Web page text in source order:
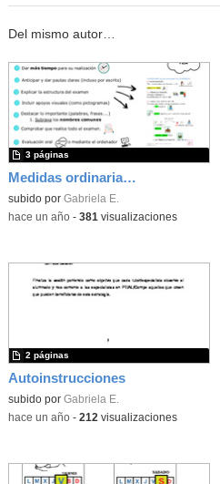
Del mismo autor…
Medidas ordinarias para la adaptación de exámenes
subido por Gabriela E.
3 páginas
-hace un año- 381 visualizaciones
Autoinstrucciones
subido por Gabriela E.
2 páginas
-hace un año- 212 visualizaciones